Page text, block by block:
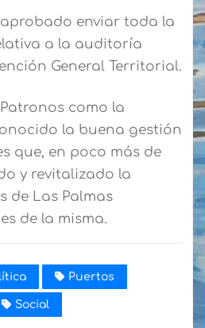
enviar toda la
a la auditoría
General Territorial.
como la
la buena gestión
que, en poco más de
y revitalizado la
de Las Palmas
de la misma.
Puertos
Social